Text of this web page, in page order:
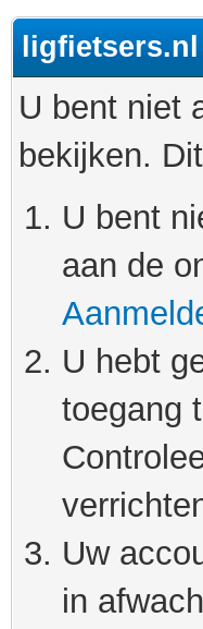
ligfietsers.nl
U bent niet
bekijken.
U bent
aan de
U hebt
toegang
Uw
in